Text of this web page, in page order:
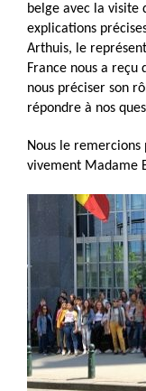
belge avec la visite
explications
Arthuis, le
France nous a reçu
nous préciser son
répondre à nos
Nous le
vivement Madame